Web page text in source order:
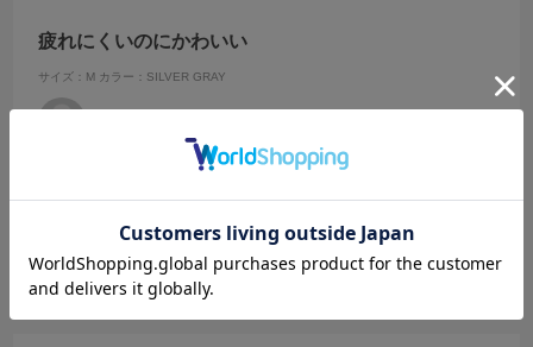
疲れにくいのにかわいい
サイズ：M カラー：SILVER GRAY
クッション性あるので歩いてても疲れにくかったです
参考になった 0 Like! 0